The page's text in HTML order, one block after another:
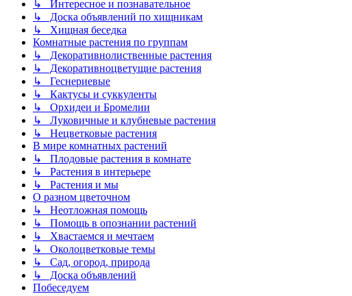
↳ Интересное и познавательное
↳ Доска объявлений по хищникам
↳ Хищная беседка
Комнатные растения по группам
↳ Декоративнолиственные растения
↳ Декоративноцветущие растения
↳ Геснериевые
↳ Кактусы и суккуленты
↳ Орхидеи и Бромелии
↳ Луковичные и клубневые растения
↳ Нецветковые растения
В мире комнатных растений
↳ Плодовые растения в комнате
↳ Растения в интерьере
↳ Растения и мы
О разном цветочном
↳ Неотложная помощь
↳ Помощь в опознании растений
↳ Хвастаемся и мечтаем
↳ Околоцветковые темы
↳ Сад, огород, природа
↳ Доска объявлений
Побеседуем